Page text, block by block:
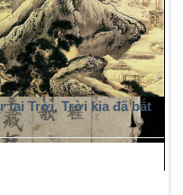
tại Trời, Trời kia đã bắt